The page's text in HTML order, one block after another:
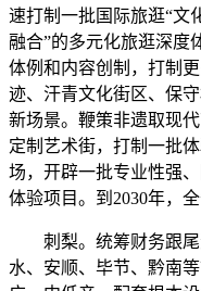
速打制一批国际旅逛“文
融合”的多元化旅逛深度
体例和内容创制，打制
迹、汗青文化街区、保
新场景。鞭策非遗取现
定制艺术街，打制一批
场，开辟一批专业性强
体验项目。到2030年，
刺梨。统筹财务跟尾
水、安顺、毕节、黔南